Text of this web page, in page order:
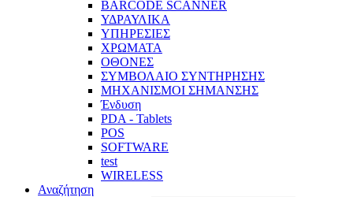
BARCODE SCANNER
ΥΔΡΑΥΛΙΚΑ
ΥΠΗΡΕΣΙΕΣ
ΧΡΩΜΑΤΑ
ΟΘΟΝΕΣ
ΣΥΜΒΟΛΑΙΟ ΣΥΝΤΗΡΗΣΗΣ
ΜΗΧΑΝΙΣΜΟΙ ΣΗΜΑΝΣΗΣ
Ένδυση
PDA - Tablets
POS
SOFTWARE
test
WIRELESS
Αναζήτηση